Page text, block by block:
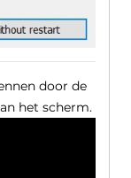
door de
het scherm.